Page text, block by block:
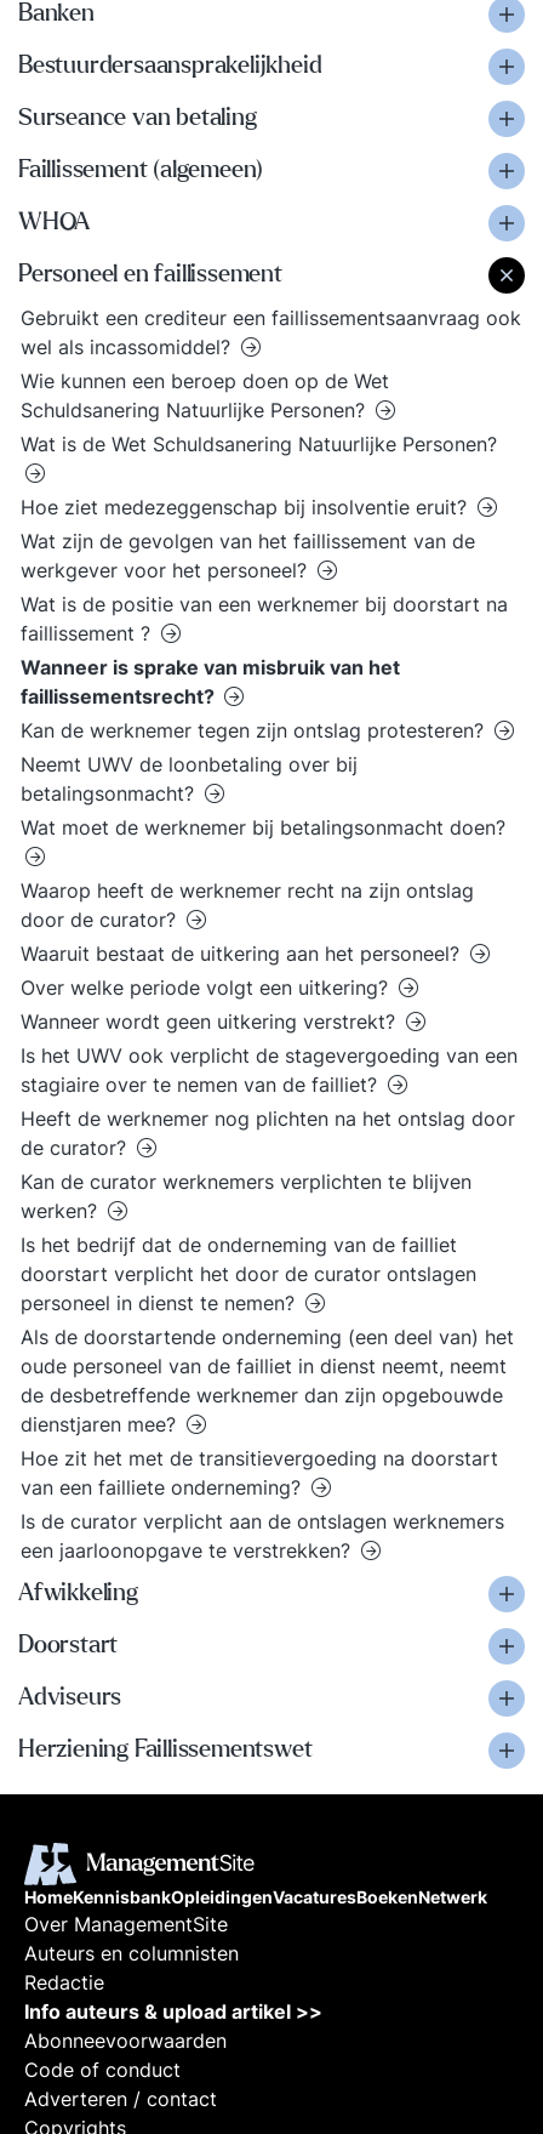
Banken
Bestuurdersaansprakelijkheid
Surseance van betaling
Faillissement (algemeen)
WHOA
Personeel en faillissement
Gebruikt een crediteur een faillissementsaanvraag ook
wel als incassomiddel?
Wie kunnen een beroep doen op de Wet
Schuldsanering Natuurlijke Personen?
Wat is de Wet Schuldsanering Natuurlijke Personen?
Hoe ziet medezeggenschap bij insolventie eruit?
Wat zijn de gevolgen van het faillissement van de
werkgever voor het personeel?
Wat is de positie van een werknemer bij doorstart na
faillissement ?
Wanneer is sprake van misbruik van het
faillissementsrecht?
Kan de werknemer tegen zijn ontslag protesteren?
Neemt UWV de loonbetaling over bij
betalingsonmacht?
Wat moet de werknemer bij betalingsonmacht doen?
Waarop heeft de werknemer recht na zijn ontslag
door de curator?
Waaruit bestaat de uitkering aan het personeel?
Over welke periode volgt een uitkering?
Wanneer wordt geen uitkering verstrekt?
Is het UWV ook verplicht de stagevergoeding van een
stagiaire over te nemen van de failliet?
Heeft de werknemer nog plichten na het ontslag door
de curator?
Kan de curator werknemers verplichten te blijven
werken?
Is het bedrijf dat de onderneming van de failliet
doorstart verplicht het door de curator ontslagen
personeel in dienst te nemen?
Als de doorstartende onderneming (een deel van) het
oude personeel van de failliet in dienst neemt, neemt
de desbetreffende werknemer dan zijn opgebouwde
dienstjaren mee?
Hoe zit het met de transitievergoeding na doorstart
van een failliete onderneming?
Is de curator verplicht aan de ontslagen werknemers
een jaarloonopgave te verstrekken?
Afwikkeling
Doorstart
Adviseurs
Herziening Faillissementswet
HomeKennisbankOpleidingenVacaturesBoekenNetwerk
Over ManagementSite
Auteurs en columnisten
Redactie
Info auteurs & upload artikel >>
Abonneevoorwaarden
Code of conduct
Adverteren / contact
Copyrights